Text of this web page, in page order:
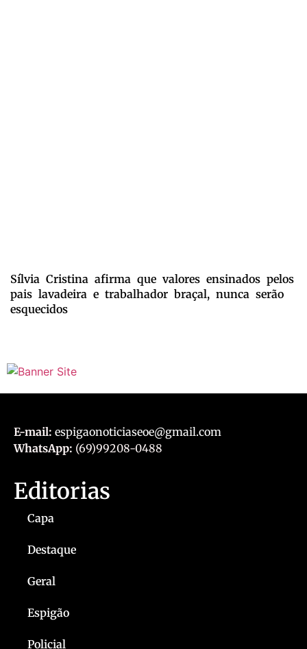
Sílvia Cristina afirma que valores ensinados pelos
pais lavadeira e trabalhador braçal, nunca serão
esquecidos
E-mail: espigaonoticiaseoe@gmail.com
WhatsApp: (69)99208-0488
Editorias
Capa
Destaque
Geral
Espigão
Policial